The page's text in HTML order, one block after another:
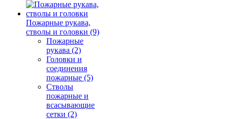
Пожарные рукава,
стволы и головки (9)
Пожарные
рукава (2)
Головки и
соединения
пожарные (5)
Стволы
пожарные и
всасывающие
сетки (2)